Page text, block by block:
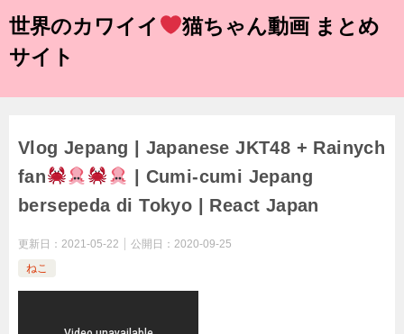
世界のカワイイ
猫ちゃん動画 まとめ
サイト
Vlog Jepang | Japanese JKT48 + Rainych
fan
| Cumi-cumi Jepang
bersepeda di Tokyo | React Japan
更新日： 2021-05-22 公開日： 2020-09-25
ねこ